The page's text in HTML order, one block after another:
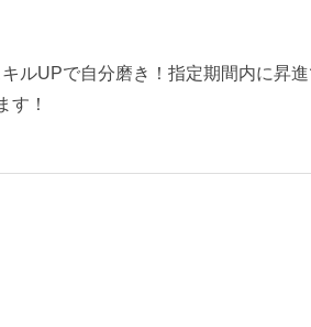
ルUPで自分磨き！指定期間内に昇
す！